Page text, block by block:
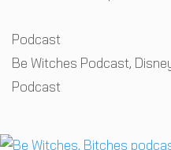
Categories
Podcast
Tags
Be Witches Podcast,
Podcast